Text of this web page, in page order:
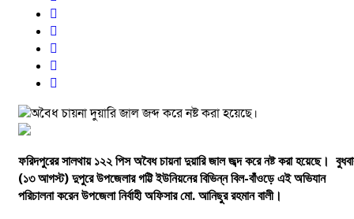
ফরিদপুরেরসালথায়১২২পিসঅবৈধচায়নাদুয়ারিজালজব্দকরেনষ্টকরাহয়েছে।
(১৩আগস্ট)দুপুরেউপজেলারগট্টিইউনিয়নেরবিভিন্নবিল-বাঁওড়েএইঅভিযান
পরিচালনাকরেনউপজেলানির্বাহীঅফিসারমো.আনিছুররহমানবালী।